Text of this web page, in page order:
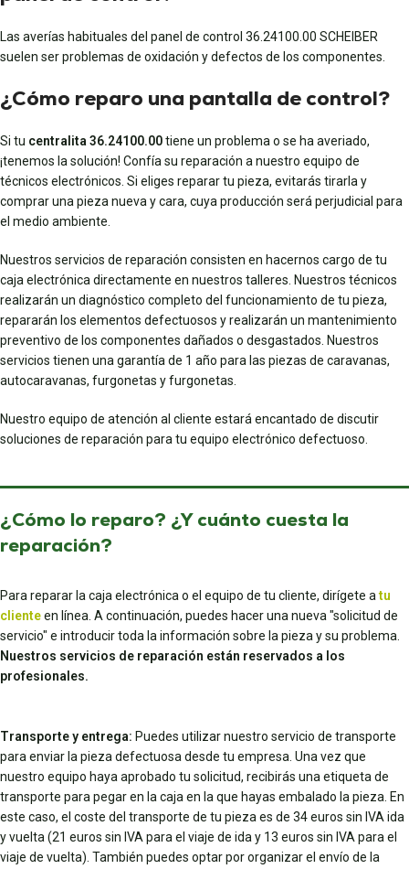
Las averías habituales del panel de control 36.24100.00 SCHEIBER
suelen ser problemas de oxidación y defectos de los componentes.
¿Cómo reparo una pantalla de control?
Si tu centralita 36.24100.00tiene un problema o se ha averiado,
¡tenemos la solución! Confía su reparación a nuestro equipo de
técnicos electrónicos. Si eliges reparar tu pieza, evitarás tirarla y
comprar una pieza nueva y cara, cuya producción será perjudicial para
el medio ambiente.
Nuestros servicios de reparación consisten en hacernos cargo de tu
caja electrónica directamente en nuestros talleres. Nuestros técnicos
realizarán un diagnóstico completo del funcionamiento de tu pieza,
repararán los elementos defectuosos y realizarán un mantenimiento
preventivo de los componentes dañados o desgastados. Nuestros
servicios tienen una garantía de 1 año para las piezas de caravanas,
autocaravanas, furgonetas y furgonetas.
Nuestro equipo de atención al cliente estará encantado de discutir
soluciones de reparación para tu equipo electrónico defectuoso.
¿Cómo lo reparo? ¿Y cuánto cuesta la
reparación?
Para reparar la caja electrónica o el equipo de tu cliente, dirígete atu
clienteen línea. A continuación, puedes hacer una nueva "solicitud de
servicio" e introducir toda la información sobre la pieza y su problema.
Nuestros servicios de reparación están reservados a los
profesionales.
Transporte y entrega: Puedes utilizar nuestro servicio de transporte
para enviar la pieza defectuosa desde tu empresa. Una vez que
nuestro equipo haya aprobado tu solicitud, recibirás una etiqueta de
transporte para pegar en la caja en la que hayas embalado la pieza. En
este caso, el coste del transporte de tu pieza es de 34 euros sin IVA ida
y vuelta (21 euros sin IVA para el viaje de ida y 13 euros sin IVA para el
viaje de vuelta). También puedes optar por organizar el envío de la